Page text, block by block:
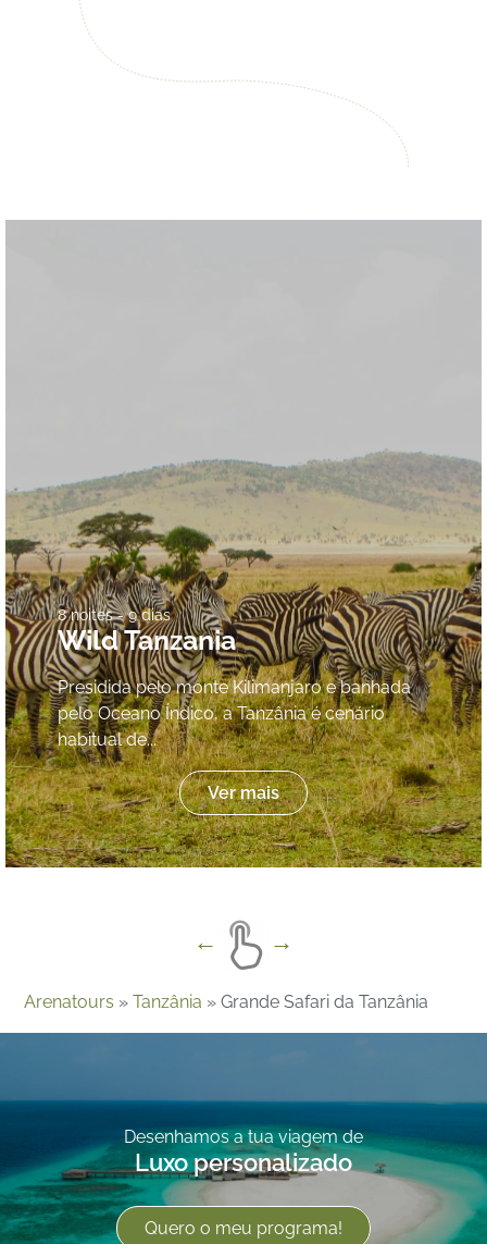
8 noites - 9 dias
Wild Tanzania
Presidida pelo monte Kilimanjaro e banhada
pelo Oceano Índico, a Tanzânia é cenário
habitual de...
Ver mais
Arenatours »Tanzânia »Grande Safari da Tanzânia
Desenhamos a tua viagem de
Luxo personalizado
Quero o meu programa!